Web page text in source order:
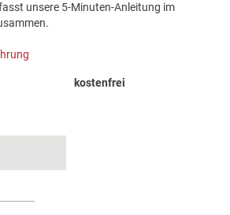
unsere 5-Minuten-Anleitung im
kostenfrei